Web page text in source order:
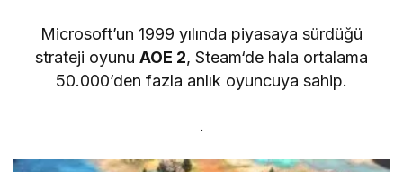
Microsoft’un 1999 yılında piyasaya sürdüğü
strateji oyunu AOE 2, Steam‘de hala ortalama
50.000’den fazla anlık oyuncuya sahip.
.